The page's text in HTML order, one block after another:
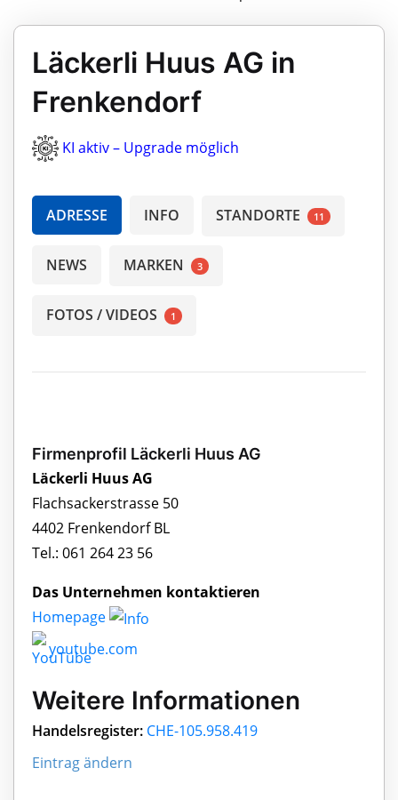
Läckerli Huus AG in
Frenkendorf
KI aktiv – Upgrade möglich
ADRESSE INFO STANDORTE 11
NEWS MARKEN 3
FOTOS / VIDEOS 1
Firmenprofil Läckerli Huus AG
Läckerli Huus AG
Flachsackerstrasse 50
4402 Frenkendorf BL
Tel.: 061 264 23 56
Das Unternehmen kontaktieren
Homepage
youtube.com
Weitere Informationen
Handelsregister: CHE-105.958.419
Eintrag ändern